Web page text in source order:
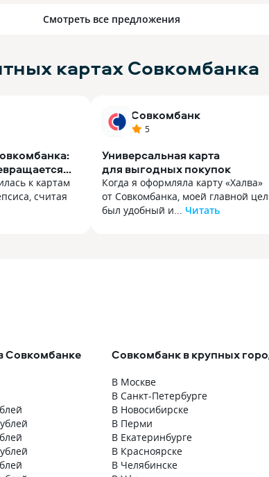
Смотреть все предложения
картах Совкомбанка
к картам
считая
Деньги
прямо
сеть
Партнеров
Совкомбанк
5
Универсальная карта
для выгодных покупок
Когда я оформляла карту «Халва»
от Совкомбанка, моей главной
был удобный и... Читать
который реально помогает
экономить, причем на самых
статьях расходов — от продуктов
до обязательных коммунальных
платежей. Главный мой восторг —
система кэшбэка. Карта «Халва»
позволяет возвращать
суммы обратно в кошелек.
радует обширная сеть партнеров
банка. Это буквально вся моя
Совкомбанке Совкомбанк в крупных
В Москве
В Санкт-Петербурге
В Новосибирске
В Перми
В Екатеринбурге
В Красноярске
В Челябинске